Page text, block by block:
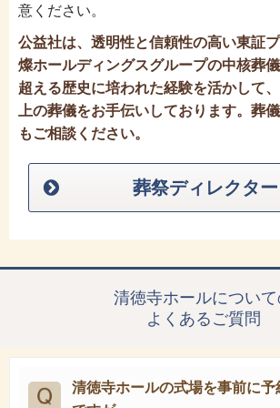
意ください。
公益社は、透明性と信頼性の高い東証
燦ホールディングスグループの中核葬
超える歴史に培われた経験を活かして
上の葬儀をお手伝いしております。葬
もご相談ください。
葬祭ディレクタ
清徳寺ホールについ
よくあるご質問
清徳寺ホールの式場を事前に予